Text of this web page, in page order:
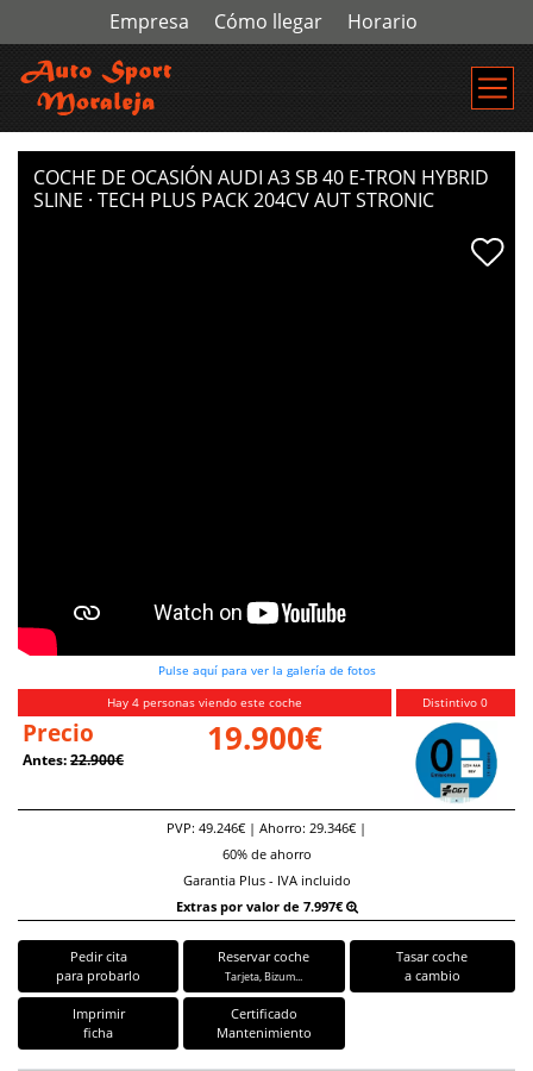
Empresa Cómo llegar Horario
COCHE DE OCASIÓN AUDI A3 SB 40 E-TRON HYBRID
SLINE · TECH PLUS PACK 204CV AUT STRONIC
Pulse aquí para ver la galería de fotos
Hay 4 personas viendo este coche
Precio
Antes: 22.900€
19.900€
Distintivo 0
PVP: 49.246€ | Ahorro: 29.346€ |
60% de ahorro
Garantia Plus - IVA incluido
Extras por valor de 7.997€
Pedir cita
para probarlo
Reservar coche
Tarjeta, Bizum...
Tasar coche
a cambio
Imprimir
ficha
Certificado
Mantenimiento